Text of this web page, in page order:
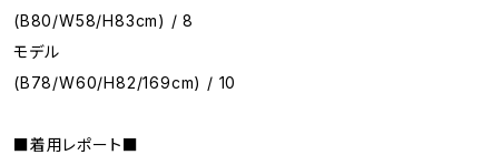
(B80/W58/H83cm) / 8
モデル
(B78/W60/H82/169cm) / 10
■着用レポート■